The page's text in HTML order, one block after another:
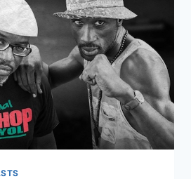
19